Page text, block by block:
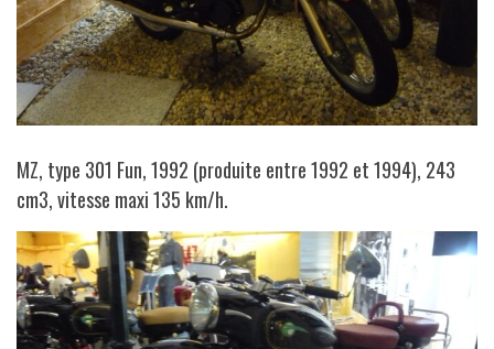
MZ, type 301 Fun, 1992 (produite entre 1992 et 1994), 243
cm3, vitesse maxi 135 km/h.